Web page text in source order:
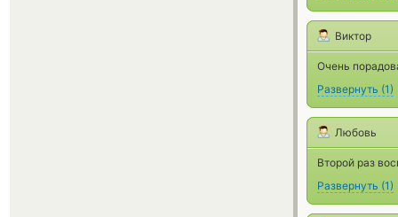
Виктор
Очень
Развернуть (1)
Любовь
Второй раз
Развернуть (1)